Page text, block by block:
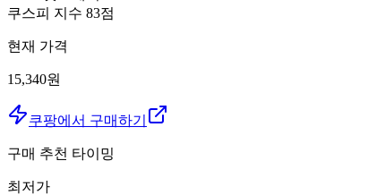
쿠스피 지수 83점
현재 가격
15,340원
쿠팡에서 구매하기
구매 추천 타이밍
최저가